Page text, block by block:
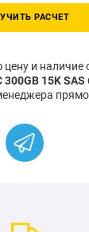
РАСЧЕТ
и наличие
15K SAS
прямо